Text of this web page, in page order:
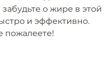
о жире в этой
и эффективно.
пожалеете!